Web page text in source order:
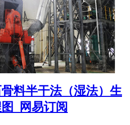
料半干法（湿法）生
_网易订阅